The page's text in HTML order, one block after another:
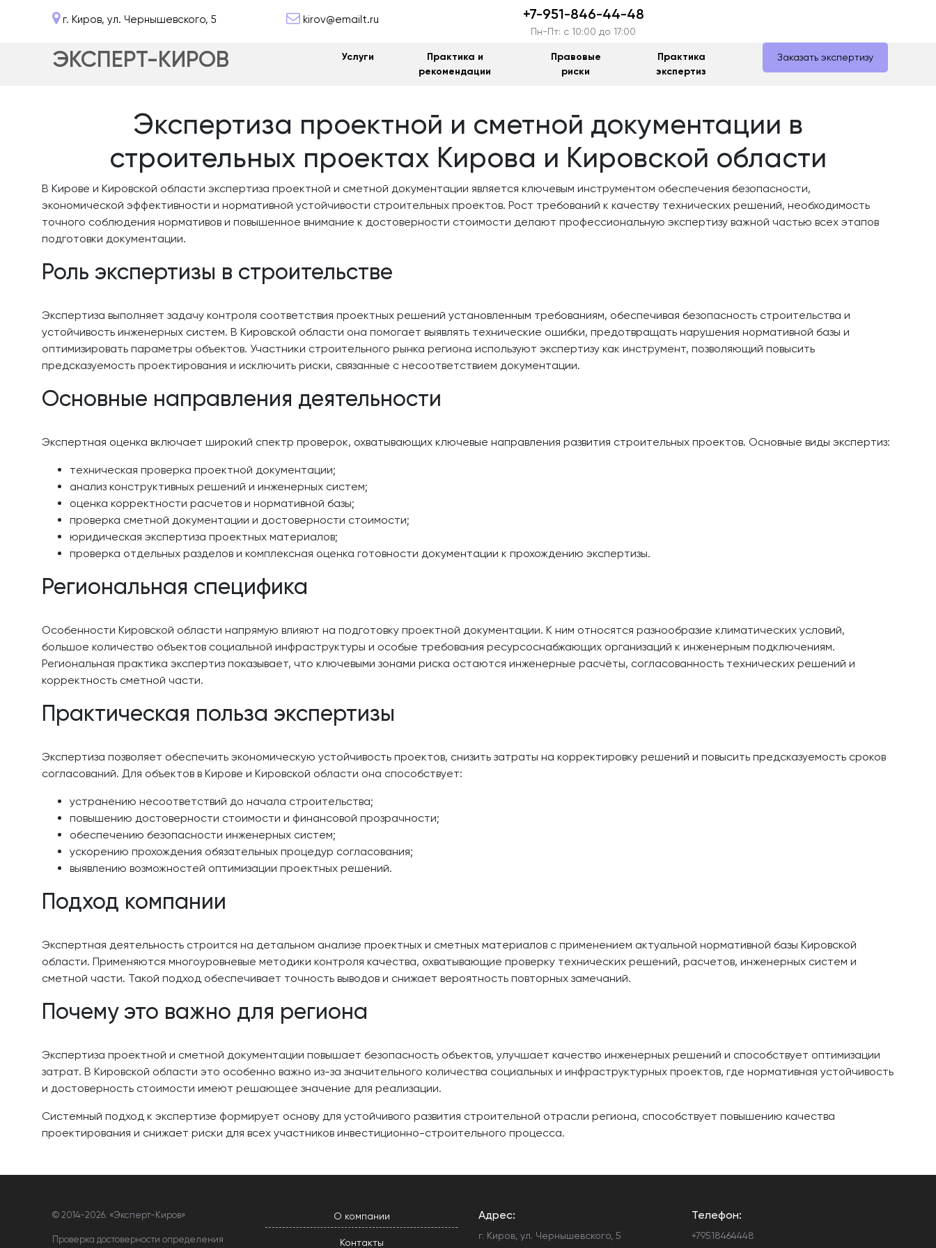
г. Киров, ул. Чернышевского, 5 kirov@emailt.ru +7-951-846-44-48
Пн-Пт: c 10:00 до 17:00
ЭКСПЕРТ-КИРОВ Услуги
Практика и
рекомендации
Правовые
риски
Практика
экспертиз
Заказать экспертизу
Экспертиза проектной и сметной документации в
строительных проектах Кирова и Кировской области
В Кирове и Кировской области экспертиза проектной и сметной документации является ключевым инструментом обеспечения безопасности,
экономической эффективности и нормативной устойчивости строительных проектов. Рост требований к качеству технических решений, необходимость
точного соблюдения нормативов и повышенное внимание к достоверности стоимости делают профессиональную экспертизу важной частью всех этапов
подготовки документации.
Роль экспертизы в строительстве
Экспертиза выполняет задачу контроля соответствия проектных решений установленным требованиям, обеспечивая безопасность строительства и
устойчивость инженерных систем. В Кировской области она помогает выявлять технические ошибки, предотвращать нарушения нормативной базы и
оптимизировать параметры объектов. Участники строительного рынка региона используют экспертизу как инструмент, позволяющий повысить
предсказуемость проектирования и исключить риски, связанные с несоответствием документации.
Основные направления деятельности
Экспертная оценка включает широкий спектр проверок, охватывающих ключевые направления развития строительных проектов. Основные виды экспертиз:
техническая проверка проектной документации;
анализ конструктивных решений и инженерных систем;
оценка корректности расчетов и нормативной базы;
проверка сметной документации и достоверности стоимости;
юридическая экспертиза проектных материалов;
проверка отдельных разделов и комплексная оценка готовности документации к прохождению экспертизы.
Региональная специфика
Особенности Кировской области напрямую влияют на подготовку проектной документации. К ним относятся разнообразие климатических условий,
большое количество объектов социальной инфраструктуры и особые требования ресурсоснабжающих организаций к инженерным подключениям.
Региональная практика экспертиз показывает, что ключевыми зонами риска остаются инженерные расчёты, согласованность технических решений и
корректность сметной части.
Практическая польза экспертизы
Экспертиза позволяет обеспечить экономическую устойчивость проектов, снизить затраты на корректировку решений и повысить предсказуемость сроков
согласований. Для объектов в Кирове и Кировской области она способствует:
устранению несоответствий до начала строительства;
повышению достоверности стоимости и финансовой прозрачности;
обеспечению безопасности инженерных систем;
ускорению прохождения обязательных процедур согласования;
выявлению возможностей оптимизации проектных решений.
Подход компании
Экспертная деятельность строится на детальном анализе проектных и сметных материалов с применением актуальной нормативной базы Кировской
области. Применяются многоуровневые методики контроля качества, охватывающие проверку технических решений, расчетов, инженерных систем и
сметной части. Такой подход обеспечивает точность выводов и снижает вероятность повторных замечаний.
Почему это важно для региона
Экспертиза проектной и сметной документации повышает безопасность объектов, улучшает качество инженерных решений и способствует оптимизации
затрат. В Кировской области это особенно важно из-за значительного количества социальных и инфраструктурных проектов, где нормативная устойчивость
и достоверность стоимости имеют решающее значение для реализации.
Системный подход к экспертизе формирует основу для устойчивого развития строительной отрасли региона, способствует повышению качества
проектирования и снижает риски для всех участников инвестиционно-строительного процесса.
© 2014-2026. «Эксперт-Киров»
Проверка достоверности определения
О компании
Контакты
Адрес:
г. Киров, ул. Чернышевского, 5
Телефон:
+79518464448